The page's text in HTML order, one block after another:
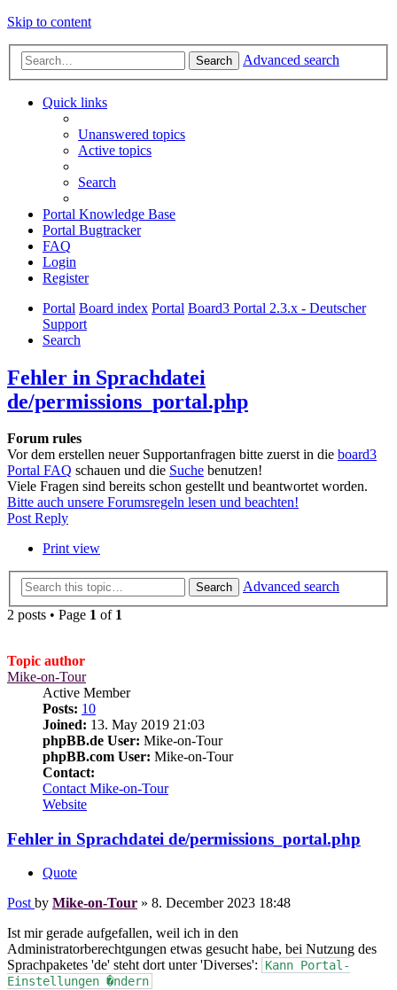
Skip to content
Search Advanced search
Quick links
Unanswered topics
Active topics
Search
Portal Knowledge Base
Portal Bugtracker
FAQ
Login
Register
Portal Board index Portal Board3 Portal 2.3.x - Deutscher
Support
Search
Fehler in Sprachdatei
de/permissions_portal.php
Forum rules
Vor dem erstellen neuer Supportanfragen bitte zuerst in die board3
Portal FAQ schauen und die Suche benutzen!
Viele Fragen sind bereits schon gestellt und beantwortet worden.
Bitte auch unsere Forumsregeln lesen und beachten!
Post Reply
Print view
Search
Advanced search
2 posts • Page 1 of 1
Topic author
Mike-on-Tour
Active Member
Posts: 10
Joined: 13. May 2019 21:03
phpBB.de User: Mike-on-Tour
phpBB.com User: Mike-on-Tour
Contact:
Contact Mike-on-Tour
Website
Fehler in Sprachdatei de/permissions_portal.php
Quote
Post by Mike-on-Tour » 8. December 2023 18:48
Ist mir gerade aufgefallen, weil ich in den
Administratorberechtgungen etwas gesucht habe, bei Nutzung des
Sprachpaketes 'de' steht dort unter 'Diverses':
Kann Portal-
Einstellungen �ndern